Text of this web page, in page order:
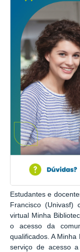
Estudantes e
Francisco
virtual Minha
o acesso da
qualificados. A
serviço de acesso